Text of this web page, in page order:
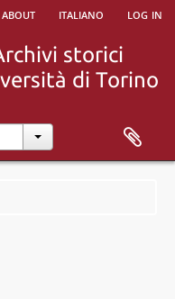
about italiano log in